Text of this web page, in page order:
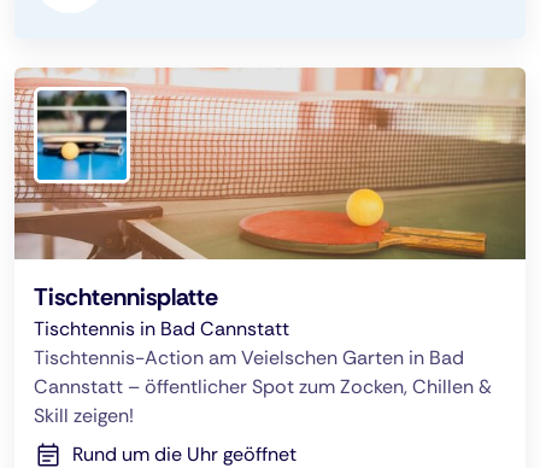
Tischtennisplatte
Tischtennis in Bad Cannstatt
Tischtennis-Action am Veielschen Garten in Bad
Cannstatt – öffentlicher Spot zum Zocken, Chillen &
Skill zeigen!
Rund um die Uhr geöffnet